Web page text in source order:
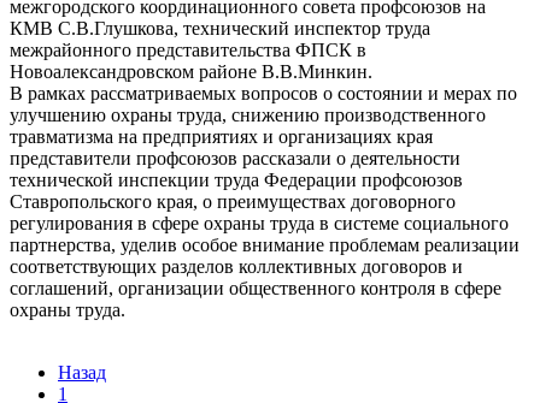
межгородского координационного совета профсоюзов на
КМВ С.В.Глушкова, технический инспектор труда
межрайонного представительства ФПСК в
Новоалександровском районе В.В.Минкин.
В рамках рассматриваемых вопросов о состоянии и мерах по
улучшению охраны труда, снижению производственного
травматизма на предприятиях и организациях края
представители профсоюзов рассказали о деятельности
технической инспекции труда Федерации профсоюзов
Ставропольского края, о преимуществах договорного
регулирования в сфере охраны труда в системе социального
партнерства, уделив особое внимание проблемам реализации
соответствующих разделов коллективных договоров и
соглашений, организации общественного контроля в сфере
охраны труда.
Назад
1